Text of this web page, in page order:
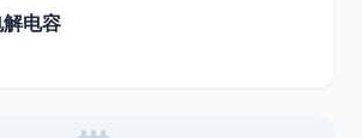
电容